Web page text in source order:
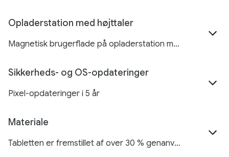
Opladerstation med højttaler
Magnetisk brugerflade på opladerstation med pogo-pin-forbindelse Opladningshastighed på maks. 15 W Højttaler på 43,5 mm med fuldt frekvensområde
Sikkerheds- og OS-opdateringer
Pixel-opdateringer i 5 år
Materiale
Tabletten er fremstillet af over 30 % genanvendte materialer (baseret på produktets vægt), og aluminiummet i kabinettet er 100 % genanvendt. AED/nanokeramisk overflade